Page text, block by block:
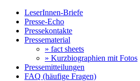
LeserInnen-Briefe
Presse-Echo
Pressekontakte
Pressematerial
» fact sheets
» Kurzbiographien mit Fotos
Pressemitteilungen
FAQ (häufige Fragen)